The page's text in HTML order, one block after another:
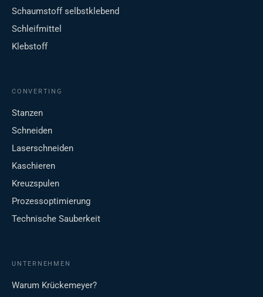
Schaumstoff selbstklebend
Schleifmittel
Klebstoff
CONVERTING
Stanzen
Schneiden
Laserschneiden
Kaschieren
Kreuzspulen
Prozessoptimierung
Technische Sauberkeit
UNTERNEHMEN
Warum Krückemeyer?